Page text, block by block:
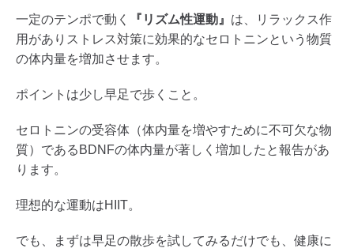
一定のテンポで動く 『リズム性運動』 は、リラックス作
用がありストレス対策に効果的なセロトニンという物質
の体内量を増加させます。
ポイントは少し早足で歩くこと。
セロトニンの受容体（体内量を増やすために不可欠な物
質）であるBDNFの体内量が著しく増加したと報告があ
ります。
理想的な運動はHIIT。
でも、まずは早足の散歩を試してみるだけでも、健康に